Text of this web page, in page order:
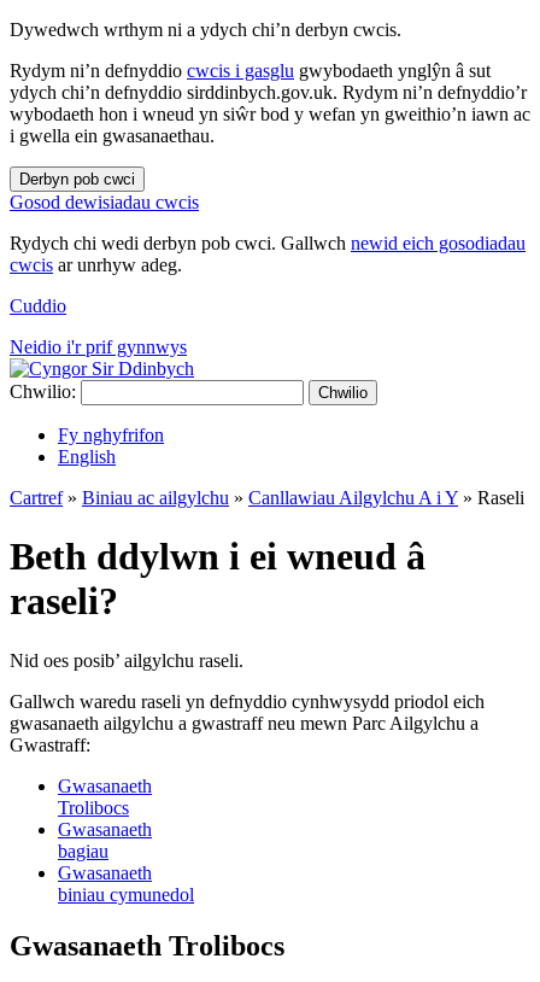
Dywedwch wrthym ni a ydych chi’n derbyn cwcis.
Rydym ni’n defnyddio cwcis i gasglu gwybodaeth ynglŷn â sut
ydych chi’n defnyddio sirddinbych.gov.uk. Rydym ni’n defnyddio’r
wybodaeth hon i wneud yn siŵr bod y wefan yn gweithio’n iawn ac
i gwella ein gwasanaethau.
Derbyn pob cwci
Gosod dewisiadau cwcis
Rydych chi wedi derbyn pob cwci. Gallwch newid eich gosodiadau
cwcis ar unrhyw adeg.
Cuddio
Neidio i'r prif gynnwys
Chwilio: Chwilio
Fy nghyfrifon
English
Cartref» Biniau ac ailgylchu » Canllawiau Ailgylchu A i Y » Raseli
Beth ddylwn i ei wneud â
raseli?
Nid oes posib’ ailgylchu raseli.
Gallwch waredu raseli yn defnyddio cynhwysydd priodol eich
gwasanaeth ailgylchu a gwastraff neu mewn Parc Ailgylchu a
Gwastraff:
Gwasanaeth
Trolibocs
Gwasanaeth
bagiau
Gwasanaeth
biniau cymunedol
Gwasanaeth Trolibocs